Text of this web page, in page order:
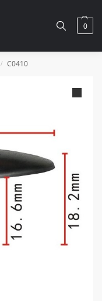
0
/ C0410